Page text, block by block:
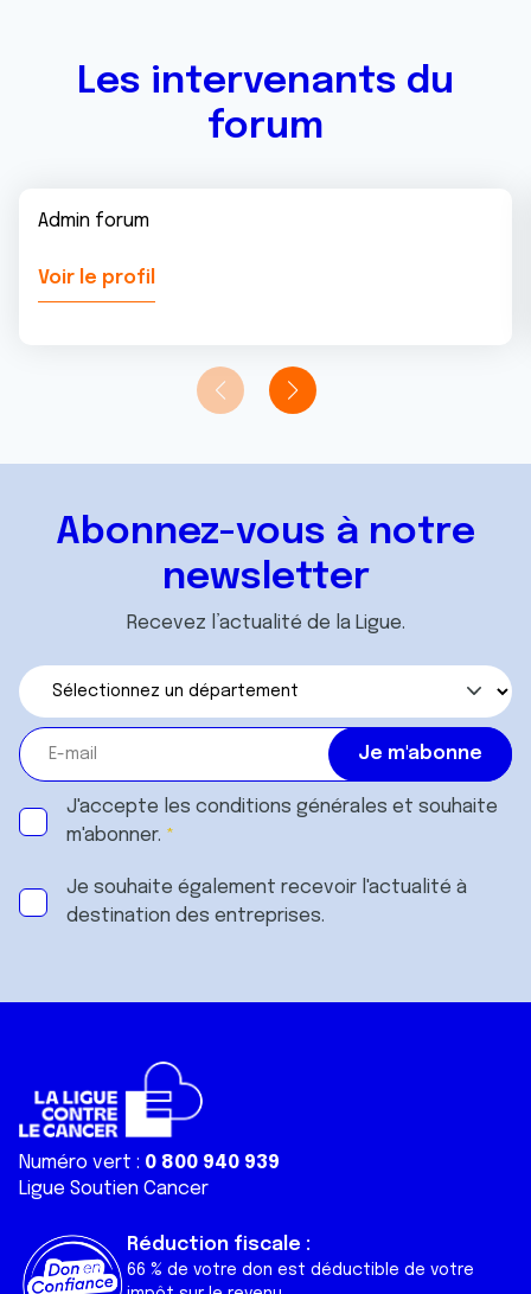
Les intervenants du
forum
Admin forum
Voir le profil
Abonnez-vous à notre
newsletter
Recevez l’actualité de la Ligue.
J'accepte les conditions générales et souhaite
m'abonner.
Je souhaite également recevoir l'actualité à
destination des entreprises.
Numéro vert : 0 800 940 939
Ligue Soutien Cancer
Réduction fiscale :
66 % de votre don est déductible de votre